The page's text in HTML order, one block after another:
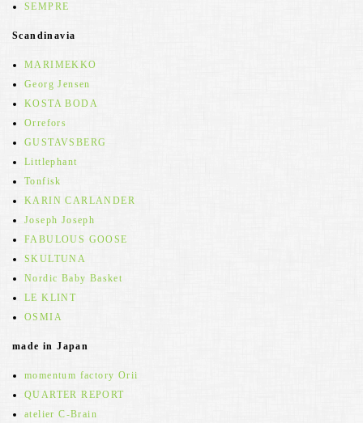
SEMPRE
Scandinavia
MARIMEKKO
Georg Jensen
KOSTA BODA
Orrefors
GUSTAVSBERG
Littlephant
Tonfisk
KARIN CARLANDER
Joseph Joseph
FABULOUS GOOSE
SKULTUNA
Nordic Baby Basket
LE KLINT
OSMIA
made in Japan
momentum factory Orii
QUARTER REPORT
atelier C-Brain